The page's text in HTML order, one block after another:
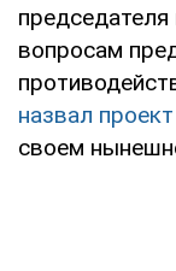
вопросам
назвал
своем